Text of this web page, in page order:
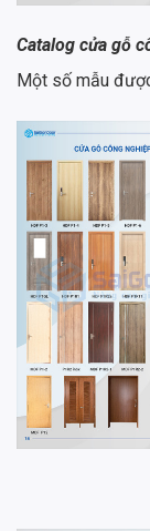
Catalog cửa gỗ
Một số mẫu